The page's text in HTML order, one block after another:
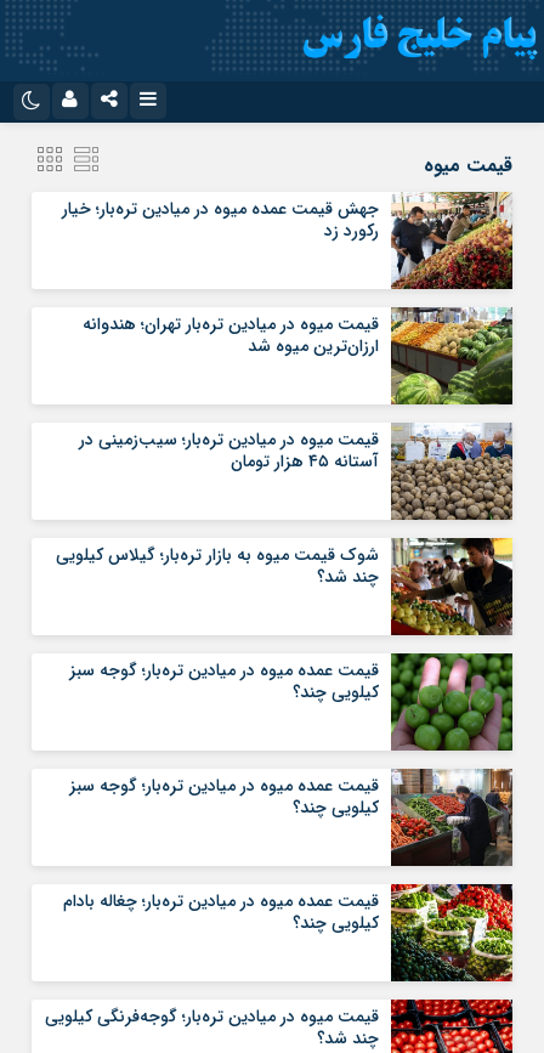
سروش
آپارات
رمز عبور
مرا به خاطر بسپار
قیمت میوه
جهش قیمت عمده میوه در میادین تره‌بار؛ خیار
رکورد زد
قیمت میوه در میادین تره‌بار تهران؛ هندوانه
ارزان‌ترین میوه شد
قیمت میوه در میادین تره‌بار؛ سیب‌زمینی در
آستانه ۴۵ هزار تومان
شوک قیمت میوه به بازار تره‌بار؛ گیلاس کیلویی
چند شد؟
قیمت عمده میوه در میادین تره‌بار؛ گوجه سبز
کیلویی چند؟
قیمت عمده میوه در میادین تره‌بار؛ گوجه سبز
کیلویی چند؟
قیمت عمده میوه در میادین تره‌بار؛ چغاله بادام
کیلویی چند؟
قیمت میوه در میادین تره‌بار؛ گوجه‌فرنگی کیلویی
چند شد؟